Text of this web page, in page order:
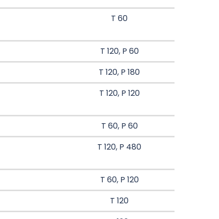
T 60
T 120, P 60
T 120, P 180
T 120, P 120
T 60, P 60
T 120, P 480
T 60, P 120
T 120